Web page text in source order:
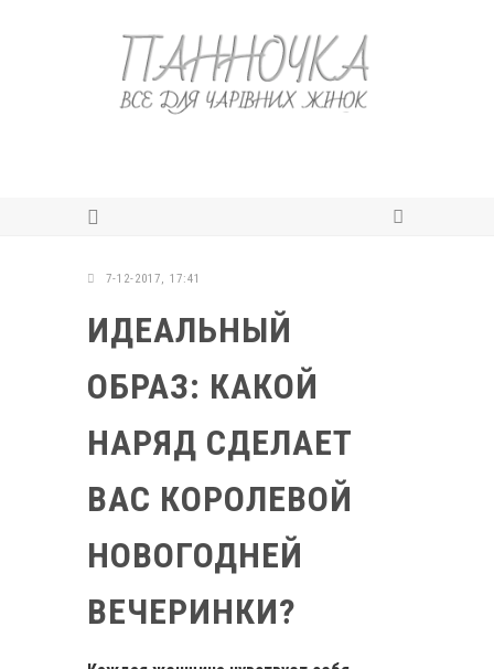
7-12-2017, 17:41
ИДЕАЛЬНЫЙ
ОБРАЗ: КАКОЙ
НАРЯД СДЕЛАЕТ
ВАС КОРОЛЕВОЙ
НОВОГОДНЕЙ
ВЕЧЕРИНКИ?